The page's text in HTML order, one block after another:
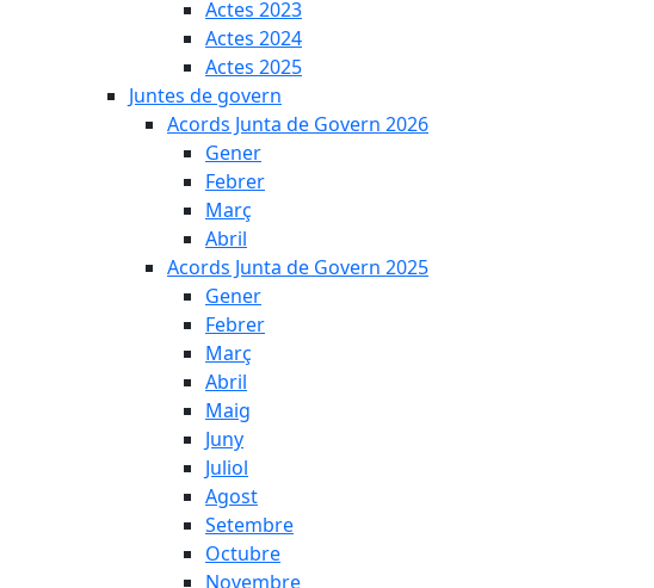
Actes 2023
Actes 2024
Actes 2025
Juntes de govern
Acords Junta de Govern 2026
Gener
Febrer
Març
Abril
Acords Junta de Govern 2025
Gener
Febrer
Març
Abril
Maig
Juny
Juliol
Agost
Setembre
Octubre
Novembre